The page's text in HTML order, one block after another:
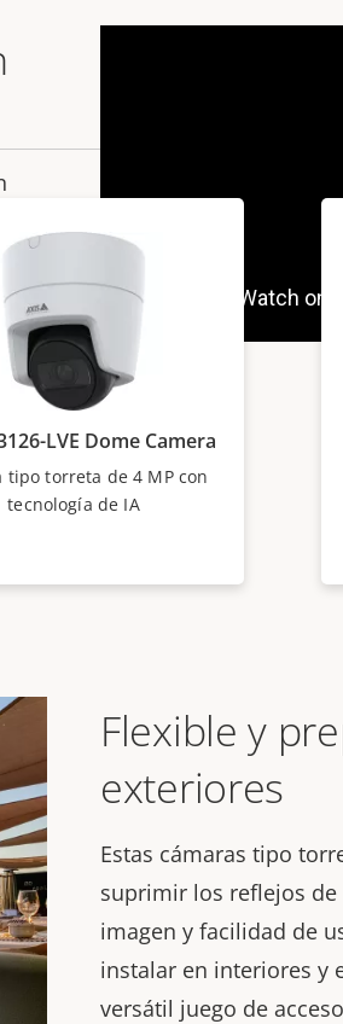
Flexible y
exteriores
Estas cámaras tipo
suprimir los reflejos
imagen y facilidad de
instalar en interiores y
versátil juego de
LVE Dome Camera
tipo torreta de 4 MP con
tecnología de IA